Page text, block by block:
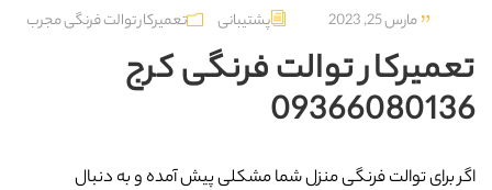
مارس 25, 2023 پشتیبانی تعمیرکار توالت فرنگی مجرب
تعمیرکار توالت فرنگی کرج
09366080136
اگر برای توالت فرنگی منزل شما مشکلی پیش آمده و به دنبال